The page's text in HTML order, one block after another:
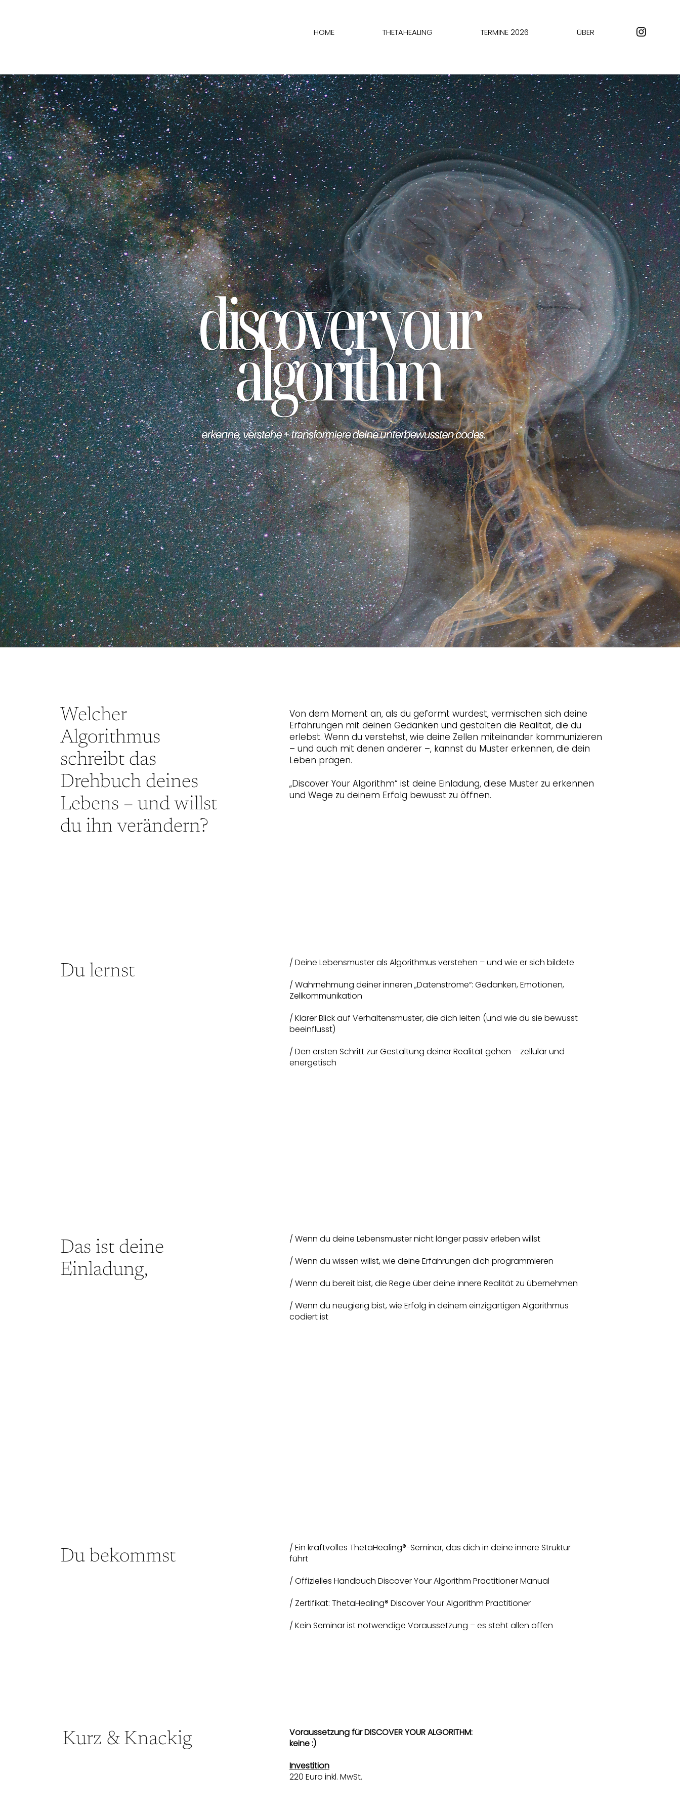
HOME THETAHEALING TERMINE 2026 ÜBER
Welcher
Algorithmus
schreibt das
Drehbuch deines
Lebens – und willst
du ihn verändern?
Von dem Moment an, als du geformt wurdest, vermischen sich deine
Erfahrungen mit deinen Gedanken und gestalten die Realität, die du
erlebst. Wenn du verstehst, wie deine Zellen miteinander kommunizieren
– und auch mit denen anderer –, kannst du Muster erkennen, die dein
Leben prägen.
„Discover Your Algorithm“ ist deine Einladung, diese Muster zu erkennen
und Wege zu deinem Erfolg bewusst zu öffnen.
Du lernst
/ Deine Lebensmuster als Algorithmus verstehen – und wie er sich bildete
/ Wahrnehmung deiner inneren „Datenströme“: Gedanken, Emotionen,
Zellkommunikation
/ Klarer Blick auf Verhaltensmuster, die dich leiten (und wie du sie bewusst
beeinflusst)
/ Den ersten Schritt zur Gestaltung deiner Realität gehen – zellulär und
energetisch
Das ist deine
Einladung,
/ Wenn du deine Lebensmuster nicht länger passiv erleben willst
/ Wenn du wissen willst, wie deine Erfahrungen dich programmieren
/ Wenn du bereit bist, die Regie über deine innere Realität zu übernehmen
/ Wenn du neugierig bist, wie Erfolg in deinem einzigartigen Algorithmus
codiert ist
Du bekommst
/ Ein kraftvolles ThetaHealing®-Seminar, das dich in deine innere Struktur
führt
/ Offizielles Handbuch Discover Your Algorithm Practitioner Manual
/ Zertifikat: ThetaHealing® Discover Your Algorithm Practitioner
/ Kein Seminar ist notwendige Voraussetzung – es steht allen offen
Kurz & Knackig
Voraussetzung für DISCOVER YOUR ALGORITHM:
keine :)
Investition
220 Euro inkl. MwSt.